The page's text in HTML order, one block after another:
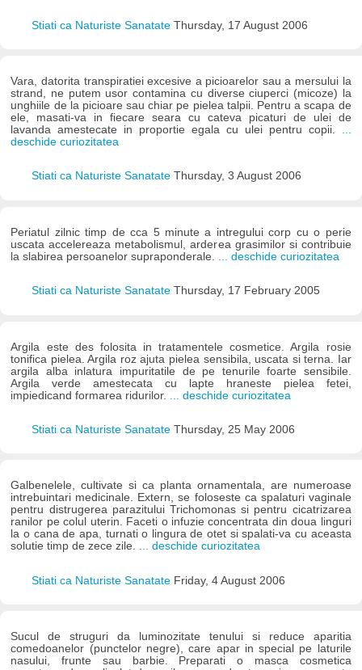
Stiati ca Naturiste Sanatate Thursday, 17 August 2006
Vara, datorita transpiratiei excesive a picioarelor sau a mersului la
strand, ne putem usor contamina cu diverse ciuperci (micoze) la
unghiile de la picioare sau chiar pe pielea talpii. Pentru a scapa de
ele, masati-va in fiecare seara cu cateva picaturi de ulei de
lavanda amestecate in proportie egala cu ulei pentru copii. ...
deschide curiozitatea
Stiati ca Naturiste Sanatate Thursday, 3 August 2006
Periatul zilnic timp de cca 5 minute a intregului corp cu o perie
uscata accelereaza metabolismul, arderea grasimilor si contribuie
la slabirea persoanelor supraponderale.
... deschide curiozitatea
Stiati ca Naturiste Sanatate Thursday, 17 February 2005
Argila este des folosita in tratamentele cosmetice. Argila rosie
tonifica pielea. Argila roz ajuta pielea sensibila, uscata si terna. Iar
argila alba inlatura impuritatile de pe tenurile foarte sensibile.
Argila verde amestecata cu lapte hraneste pielea fetei,
impiedicand formarea ridurilor.
... deschide curiozitatea
Stiati ca Naturiste Sanatate Thursday, 25 May 2006
Galbenelele, cultivate si ca planta ornamentala, are numeroase
intrebuintari medicinale. Extern, se foloseste ca spalaturi vaginale
pentru distrugerea parazitului Trichomonas si pentru cicatrizarea
ranilor pe colul uterin. Faceti o infuzie concentrata din doua linguri
la o cana de apa, turnati o lingura de otet si spalati-va cu aceasta
solutie timp de zece zile. ... deschide curiozitatea
Stiati ca Naturiste Sanatate Friday, 4 August 2006
Sucul de struguri da luminozitate tenului si reduce aparitia
comedoanelor (punctelor negre), care apar in special pe laturile
nasului, frunte sau barbie. Preparati o masca cosmetica